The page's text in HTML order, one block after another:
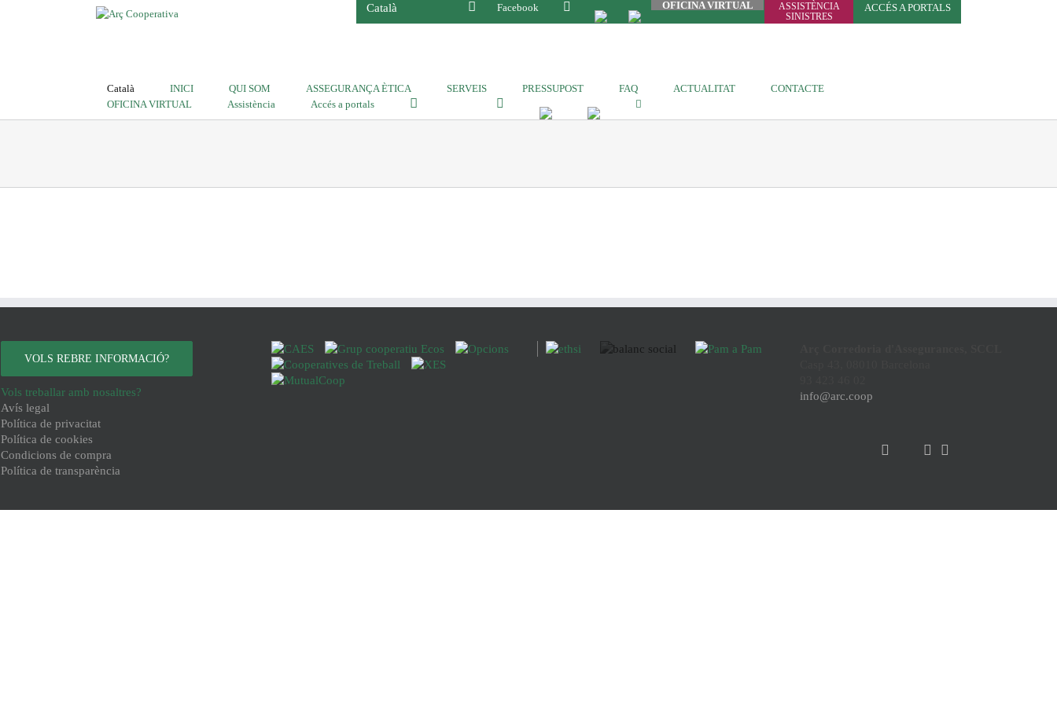
Català Facebook OFICINA VIRTUAL
ASSISTÈNCIA
SINISTRES
ACCÉS A PORTALS
Català INICI QUI SOM ASSEGURANÇA ÈTICA SERVEIS PRESSUPOST FAQ ACTUALITAT
CONTACTE
OFICINA VIRTUAL
Assistència Accés a portals
VOLS REBRE INFORMACIÓ?
Vols treballar amb nosaltres?
Avís legal
Política de privacitat
Política de cookies
Condicions de compra
Política de transparència
info@arc.coop